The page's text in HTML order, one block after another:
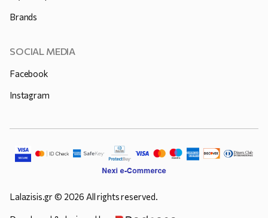
Brands
SOCIAL MEDIA
Facebook
Instagram
Lalazisis.gr © 2026 All rights reserved.